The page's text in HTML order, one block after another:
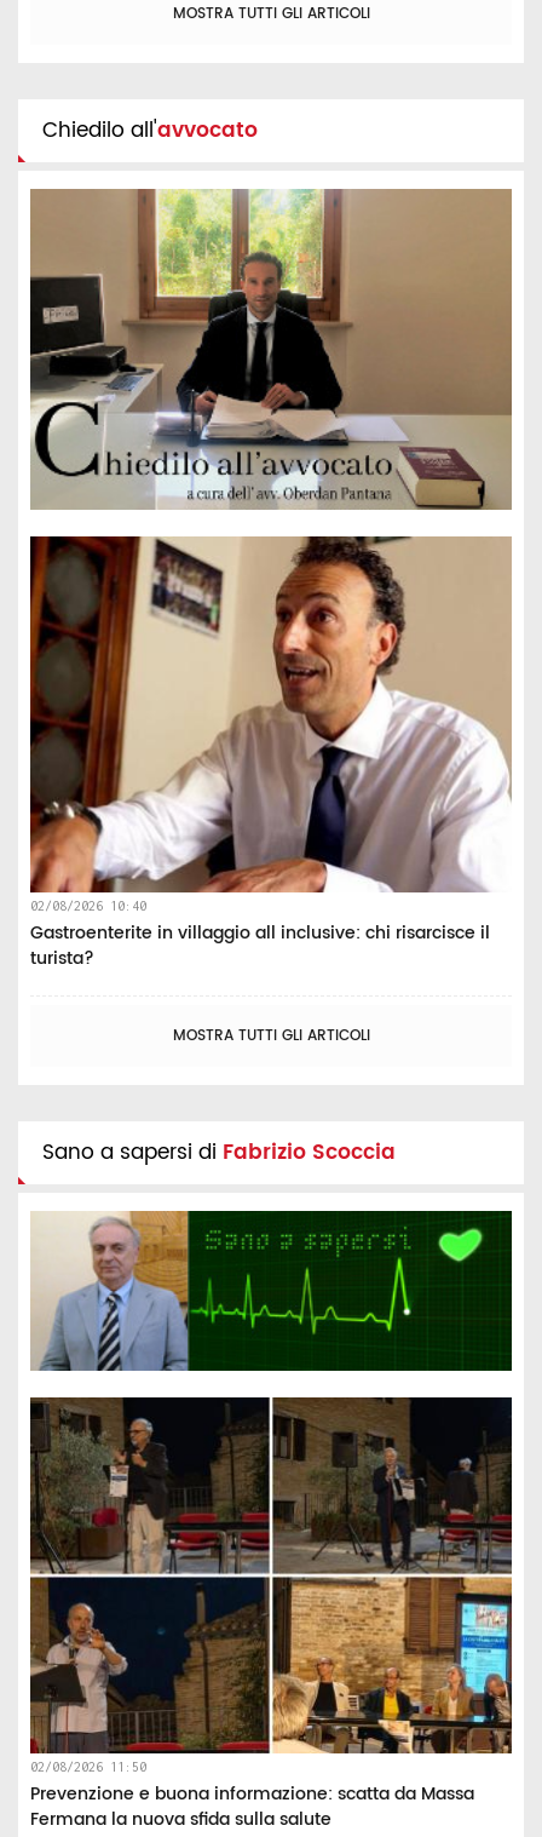
MOSTRA TUTTI GLI ARTICOLI
Chiedilo all'avvocato
02/08/2026 10:40
Gastroenterite in villaggio all inclusive: chi risarcisce il
turista?
MOSTRA TUTTI GLI ARTICOLI
Sano a sapersi di Fabrizio Scoccia
02/08/2026 11:50
Prevenzione e buona informazione: scatta da Massa
Fermana la nuova sfida sulla salute